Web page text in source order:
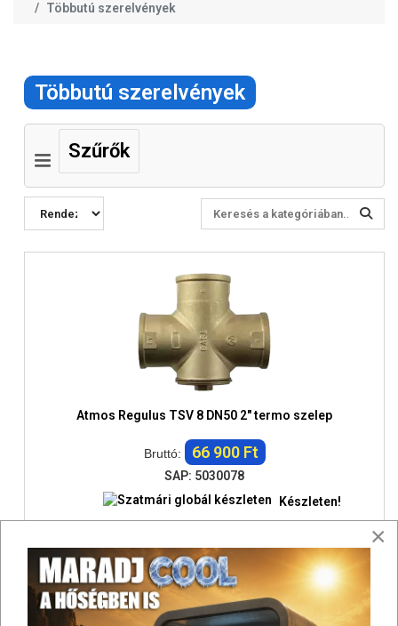
Többutú szerelvények
Többutú szerelvények
Szűrők
Atmos Regulus TSV 8 DN50 2" termo szelep
Bruttó: 66 900 Ft
SAP: 5030078
Készleten!
Összehasonlítás
×